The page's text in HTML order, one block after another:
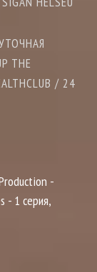
THE
/ 24
-
- 1 серия,